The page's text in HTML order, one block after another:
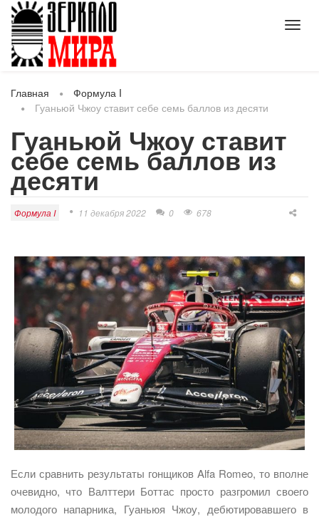
Главная
Формула I
Гуаньюй Чжоу ставит себе семь баллов из десяти
Гуаньюй Чжоу ставит
себе семь баллов из
десяти
Формула I 11 декабря 2022 0 678
Если сравнить результаты гонщиков Alfa Romeo, то вполне
очевидно, что Валттери Боттас просто разгромил своего
молодого напарника, Гуаньюя Чжоу, дебютировавшего в